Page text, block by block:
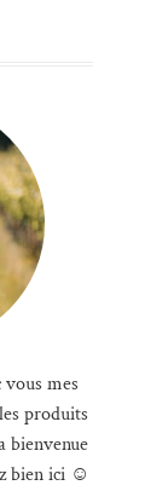
mes
produits
bienvenue
bien ici ☺